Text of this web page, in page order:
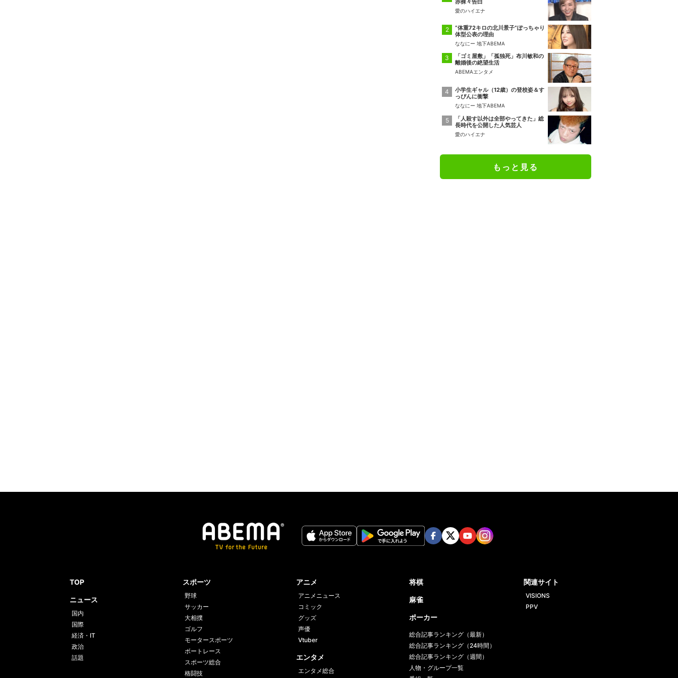
赤裸々告白
愛のハイエナ
“体重72キロの北川景子”ぽっちゃり
体型公表の理由
ななにー 地下ABEMA
「ゴミ屋敷」「孤独死」布川敏和の
離婚後の絶望生活
ABEMAエンタメ
小学生ギャル（12歳）の登校姿＆す
っぴんに衝撃
ななにー 地下ABEMA
「人殺す以外は全部やってきた」総
長時代を公開した人気芸人
愛のハイエナ
もっと見る
TOP
ニュース
国内
国際
経済・IT
政治
話題
スポーツ
野球
サッカー
大相撲
ゴルフ
モータースポーツ
ボートレース
スポーツ総合
格闘技
アニメ
アニメニュース
コミック
グッズ
声優
Vtuber
エンタメ
エンタメ総合
将棋
麻雀
ポーカー
総合記事ランキング（最新）
総合記事ランキング（24時間）
総合記事ランキング（週間）
人物・グループ一覧
関連サイト
VISIONS
PPV